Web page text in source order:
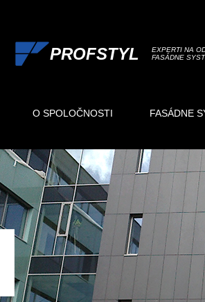
PROFSTYL
EXPERTI NA
FASÁDNE
O SPOLOČNOSTI FASÁDNE